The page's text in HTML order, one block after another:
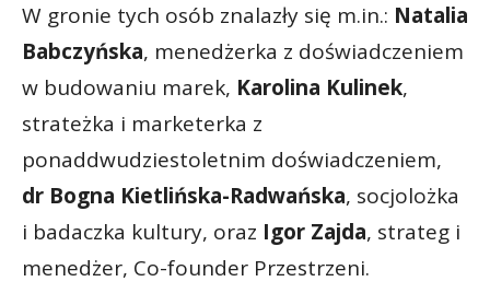
W gronie tych osób znalazły się m.in.: Natalia
Babczyńska, menedżerka z doświadczeniem
w budowaniu marek, Karolina Kulinek,
strateżka i marketerka z
ponaddwudziestoletnim doświadczeniem,
dr Bogna Kietlińska-Radwańska, socjolożka
i badaczka kultury, oraz Igor Zajda, strateg i
menedżer, Co-founder Przestrzeni.